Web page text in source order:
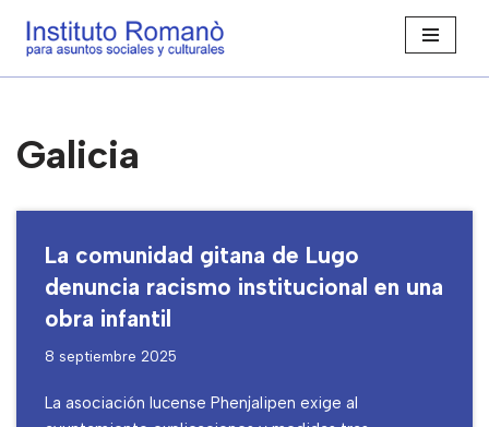
Saltar
Galicia
La comunidad gitana de Lugo
denuncia racismo institucional en una
obra infantil
8 septiembre 2025
La asociación lucense Phenjalipen exige al